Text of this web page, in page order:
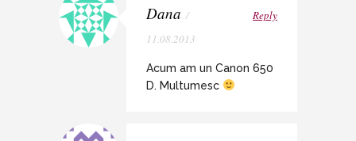
Dana /
11.08.2013
Reply
Acum am un Canon 650
D. Multumesc